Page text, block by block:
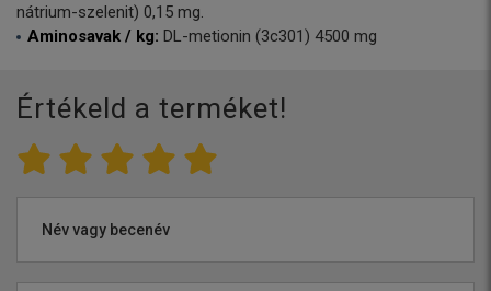
nátrium-szelenit) 0,15 mg.
Aminosavak / kg: DL-metionin (3c301) 4500 mg
Értékeld a terméket!
Név vagy becenév